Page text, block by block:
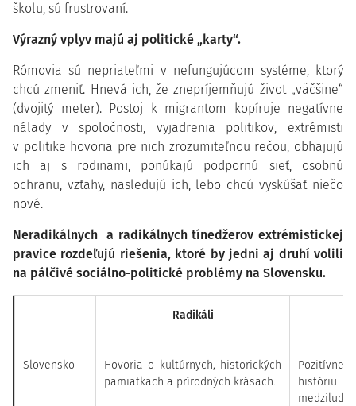
školu, sú frustrovaní.
Výrazný vplyv majú aj politické „karty“.
Rómovia sú nepriateľmi v nefungujúcom systéme, ktorý
chcú zmeniť. Hnevá ich, že znepríjemňujú život „väčšine“
(dvojitý meter). Postoj k migrantom kopíruje negatívne
nálady v spoločnosti, vyjadrenia politikov, extrémisti
v politike hovoria pre nich zrozumiteľnou rečou, obhajujú
ich aj s rodinami, ponúkajú podpornú sieť, osobnú
ochranu, vzťahy, nasledujú ich, lebo chcú vyskúšať niečo
nové.
Neradikálnych a radikálnych tínedžerov extrémistickej
pravice rozdeľujú riešenia, ktoré by jedni aj druhí volili
na pálčivé sociálno-politické problémy na Slovensku.
Radikáli
Slovensko
Hovoria o kultúrnych, historických
pamiatkach a prírodných krásach.
históriu